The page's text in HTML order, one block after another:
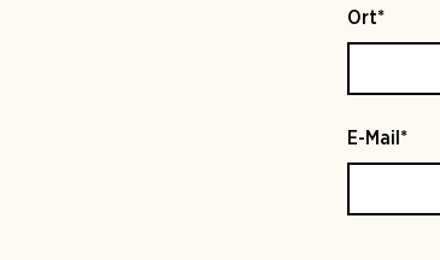
Ort*
E-Mail*